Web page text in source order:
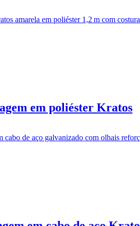
em poliéster Kratos